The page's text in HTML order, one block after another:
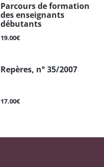
Parcours de formation
des enseignants
débutants
19.00€
Repères, n° 35/2007
17.00€